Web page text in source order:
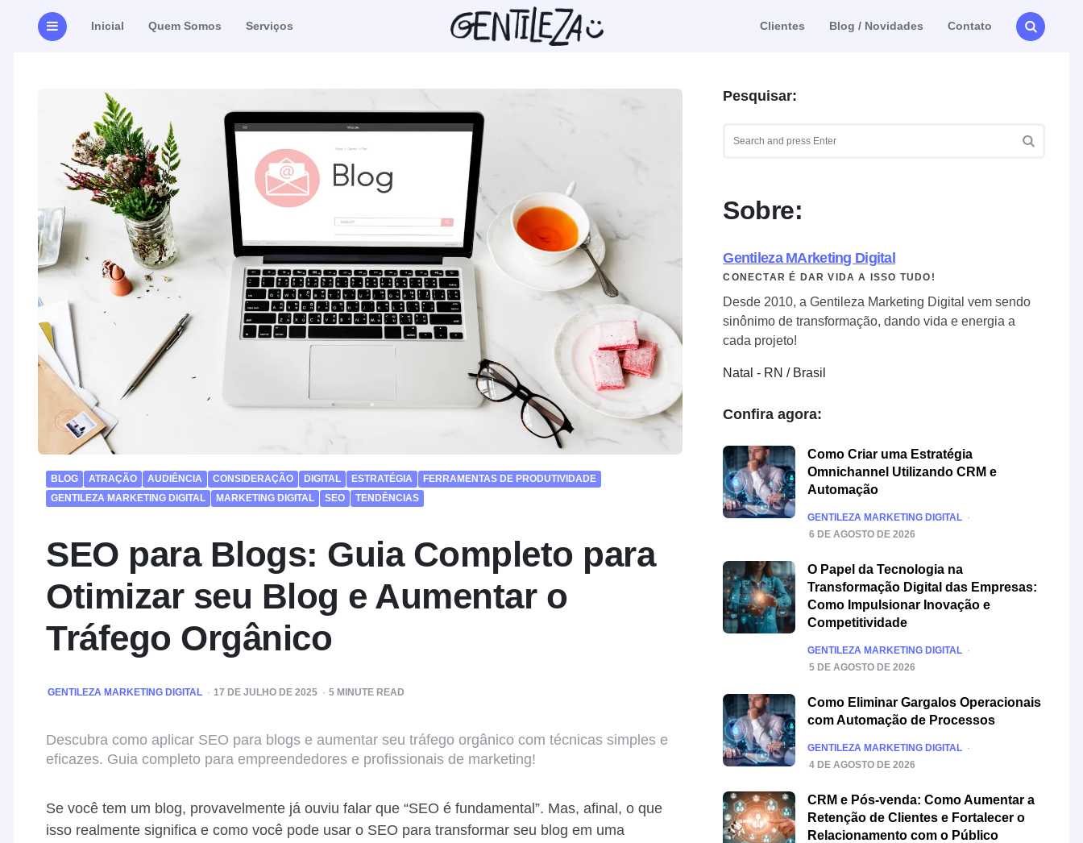
Inicial Quem Somos Serviços Clientes Blog / Novidades Contato
BLOG ATRAÇÃO AUDIÊNCIA CONSIDERAÇÃO DIGITAL ESTRATÉGIA
FERRAMENTAS DE PRODUTIVIDADE
GENTILEZA MARKETING DIGITAL
MARKETING DIGITAL SEO TENDÊNCIAS
SEO para Blogs: Guia Completo para
Otimizar seu Blog e Aumentar o
Tráfego Orgânico
POSTED
GENTILEZA MARKETING DIGITAL 17 DE JULHO DE 2025 5 MINUTE READ
Descubra como aplicar SEO para blogs e aumentar seu tráfego orgânico com técnicas simples e
eficazes. Guia completo para empreendedores e profissionais de marketing!
Se você tem um blog, provavelmente já ouviu falar que “SEO é fundamental”. Mas, afinal, o que
isso realmente significa e como você pode usar o SEO para transformar seu blog em uma
Pesquisar:
for:
Sobre:
Gentileza MArketing Digital
CONECTAR É DAR VIDA A ISSO TUDO!
Desde 2010, a Gentileza Marketing Digital vem sendo
sinônimo de transformação, dando vida e energia a
cada projeto!
Natal - RN / Brasil
Confira agora:
Como Criar uma Estratégia
Omnichannel Utilizando CRM e
Automação
POSTED
GENTILEZA MARKETING DIGITAL
6 DE AGOSTO DE 2026
O Papel da Tecnologia na
Transformação Digital das Empresas:
Como Impulsionar Inovação e
Competitividade
POSTED
GENTILEZA MARKETING DIGITAL
5 DE AGOSTO DE 2026
Como Eliminar Gargalos Operacionais
com Automação de Processos
POSTED
GENTILEZA MARKETING DIGITAL
4 DE AGOSTO DE 2026
CRM e Pós-venda: Como Aumentar a
Retenção de Clientes e Fortalecer o
Relacionamento com o Público